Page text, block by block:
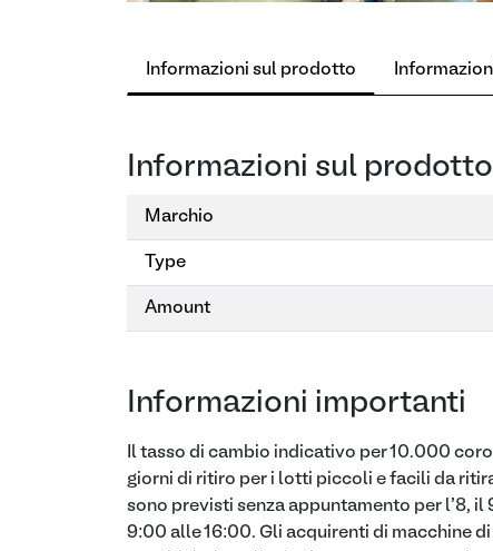
Informazioni sul prodotto
Informazioni sul prodotto
Marchio
Type
Amount
Informazioni importanti
Il tasso di cambio indicativo per 10.000
giorni di ritiro per i lotti piccoli e facili da
sono previsti senza appuntamento per l'8, il
9:00 alle 16:00. Gli acquirenti di macchine